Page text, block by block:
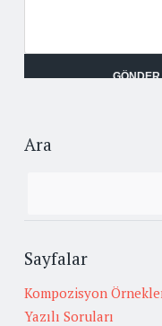
Ara
Sayfalar
Kompozisyon
Yazılı Soruları